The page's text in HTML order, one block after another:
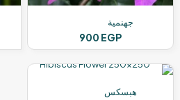
جهنمية
900 EGP
هبسكس